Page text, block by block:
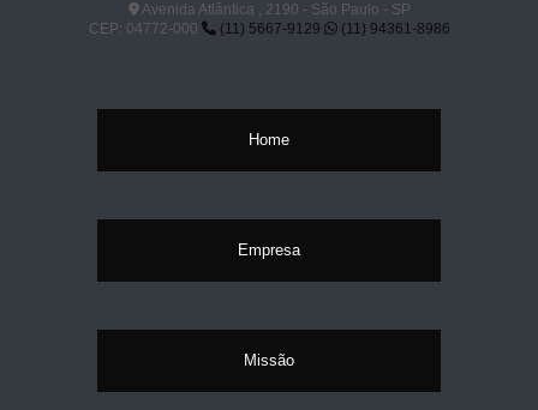
Avenida Atlântica , 2190 - São Paulo - SP
CEP: 04772-000
(11) 5667-9129 (11) 94361-8986
Home
Empresa
Missão